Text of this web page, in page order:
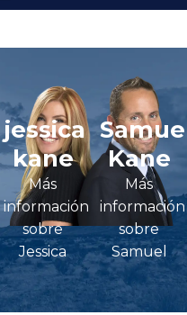
jessica
kane
Más
información
sobre
Jessica
Kane
Más
información
sobre
Samuel